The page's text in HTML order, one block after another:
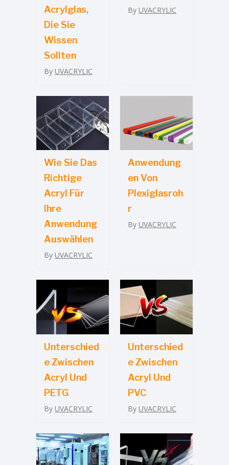
Acrylglas,
Die Sie
Wissen
Sollten
By UVACRYLIC
By UVACRYLIC
Wie Sie Das
Richtige
Acryl Für
Ihre
Anwendung
Auswählen
By UVACRYLIC
Anwendung
En Von
Plexiglasroh
R
By UVACRYLIC
Unterschied
E Zwischen
Acryl Und
PETG
By UVACRYLIC
Unterschied
E Zwischen
Acryl Und
PVC
By UVACRYLIC